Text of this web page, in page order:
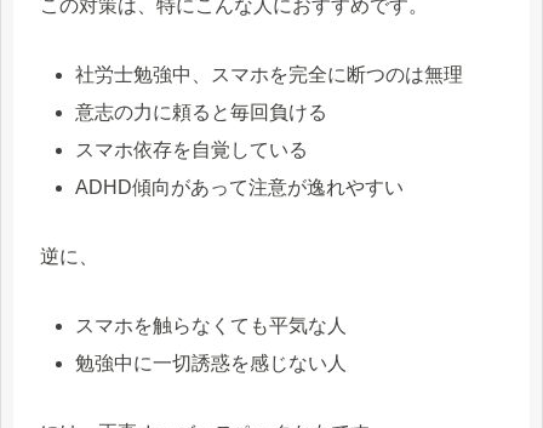
この対策は、特にこんな人におすすめです。
社労士勉強中、スマホを完全に断つのは無理
意志の力に頼ると毎回負ける
スマホ依存を自覚している
ADHD傾向があって注意が逸れやすい
逆に、
スマホを触らなくても平気な人
勉強中に一切誘惑を感じない人